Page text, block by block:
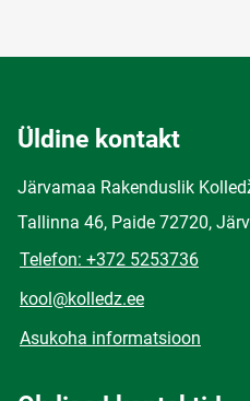
Üldine kontakt
Järvamaa Rakenduslik
Tallinna 46, Paide 72720,
Telefon: +372 5253736
kool@kolledz.ee
Asukoha informatsioon